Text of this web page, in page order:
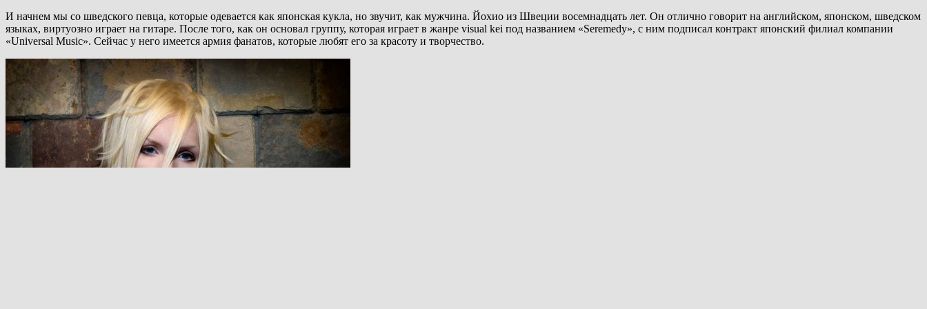
И начнем мы со шведского певца, которые одевается как японская кукла, но звучит, как мужчина. Йохио из Швеции восемнадцать лет. Он отлично говорит на английском, японском, шведском
языках, виртуозно играет на гитаре. После того, как он основал группу, которая играет в жанре visual kei под названием «Seremedy», с ним подписал контракт японский филиал компании
«Universal Music». Сейчас у него имеется армия фанатов, которые любят его за красоту и творчество.